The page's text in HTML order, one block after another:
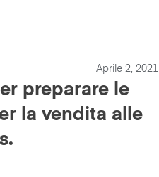
Aprile 2, 2021
preparare le
la vendita alle